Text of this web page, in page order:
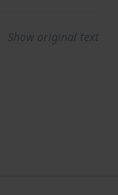
Show original text